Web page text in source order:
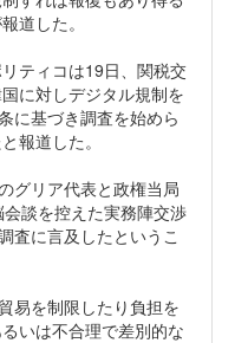
道した。
ティコは19日、関税交
に対しデジタル規制を
に基づき調査を始めら
報道した。
グリア代表と政権当局
談を控えた実務陣交渉
査に言及したというこ
易を制限したり負担を
いは不合理で差別的な